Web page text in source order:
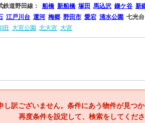
鉄道野田線： 船橋 新船橋 塚田 馬込沢 鎌ケ谷 新
江戸川台 運河 梅郷 野田市 愛宕 清水公園 七光台
田 大宮公園 北大宮 大宮
し訳ございません。条件にあう物件が見つか
再度条件を設定して、検索をしてくださ